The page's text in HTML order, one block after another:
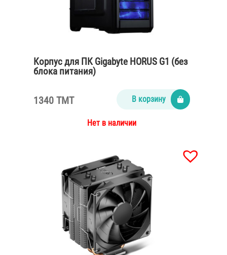
Корпус для ПК Gigabyte HORUS G1 (без
блока питания)
1340 TMT В корзину
Нет в наличии